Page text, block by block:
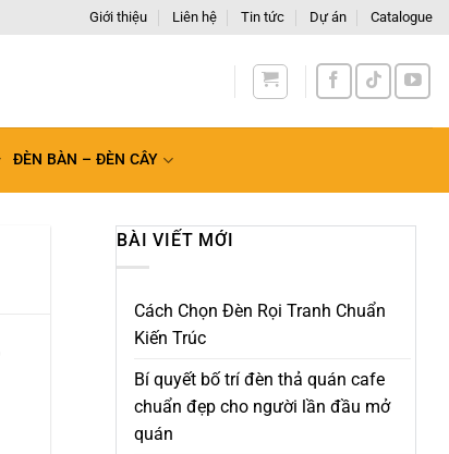
Giới thiệu Liên hệ Tin tức Dự án Catalogue
ĐÈN BÀN – ĐÈN CÂY
BÀI VIẾT MỚI
Cách Chọn Đèn Rọi Tranh Chuẩn
Kiến Trúc
Bí quyết bố trí đèn thả quán cafe
chuẩn đẹp cho người lần đầu mở
quán